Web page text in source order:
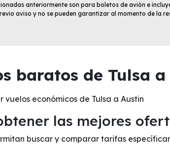
anteriormente son para boletos de avión e
aviso y no se pueden garantizar al momento de la
baratos de Tulsa a
económicos de Tulsa a Austin
las mejores
buscar y comparar tarifas